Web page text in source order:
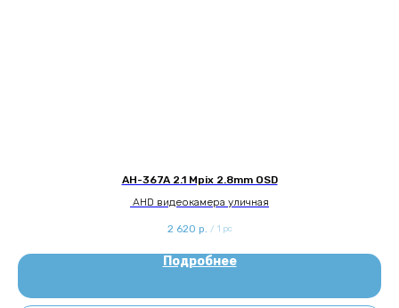
AH-367A 2.1 Mpix 2.8mm OSD
AHD видеокамера уличная
2 620 р. / 1 pc
Подробнее